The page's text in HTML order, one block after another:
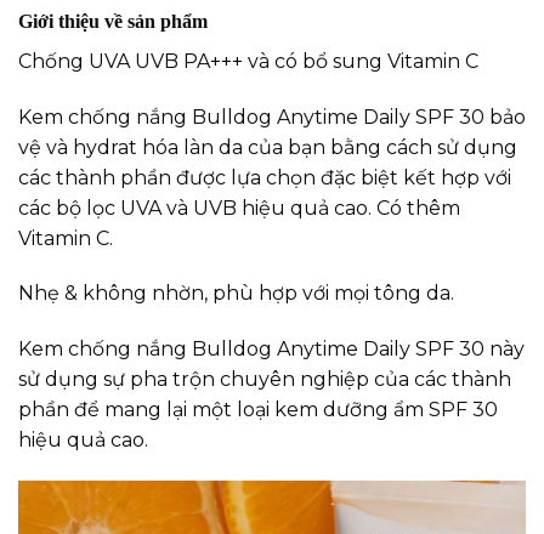
Giới thiệu về sản phẩm
Chống UVA UVB PA+++ và có bổ sung Vitamin C
Kem chống nắng Bulldog Anytime Daily SPF 30 bảo
vệ và hydrat hóa làn da của bạn bằng cách sử dụng
các thành phần được lựa chọn đặc biệt kết hợp với
các bộ lọc UVA và UVB hiệu quả cao. Có thêm
Vitamin C.
Nhẹ & không nhờn, phù hợp với mọi tông da.
Kem chống nắng Bulldog Anytime Daily SPF 30 này
sử dụng sự pha trộn chuyên nghiệp của các thành
phần để mang lại một loại kem dưỡng ẩm SPF 30
hiệu quả cao.